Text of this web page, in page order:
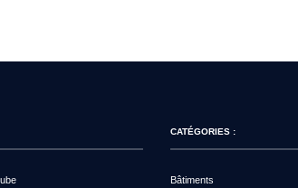
CATÉGORIES :
Bâtiments